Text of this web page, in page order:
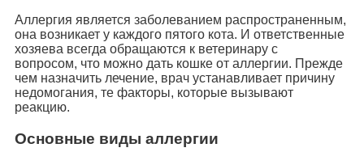
Аллергия является заболеванием распространенным,
она возникает у каждого пятого кота. И ответственные
хозяева всегда обращаются к ветеринару с
вопросом, что можно дать кошке от аллергии. Прежде
чем назначить лечение, врач устанавливает причину
недомогания, те факторы, которые вызывают
реакцию.
Основные виды аллергии